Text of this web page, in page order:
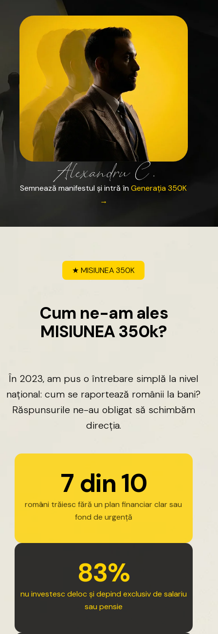
Semnează manifestul și intră în Generația 350K
→
★ MISIUNEA 350K
Cum ne-am ales
MISIUNEA 350k?
În 2023, am pus o întrebare simplă la nivel
național: cum se raportează românii la bani?
Răspunsurile ne-au obligat să schimbăm
direcția.
7 din10
români trăiesc fără un plan financiar clar sau
fond de urgență
83%
nu investesc deloc și depind exclusiv de salariu
sau pensie